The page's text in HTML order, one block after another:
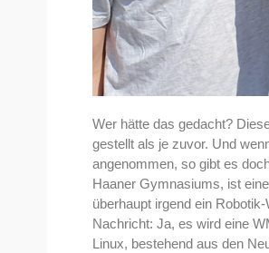
Wer hätte das gedacht?
gestellt als je zuvor. Und
angenommen, so gibt es
Haaner Gymnasiums, ist
überhaupt irgend ein
Nachricht: Ja, es wird eine
Linux, bestehend aus den